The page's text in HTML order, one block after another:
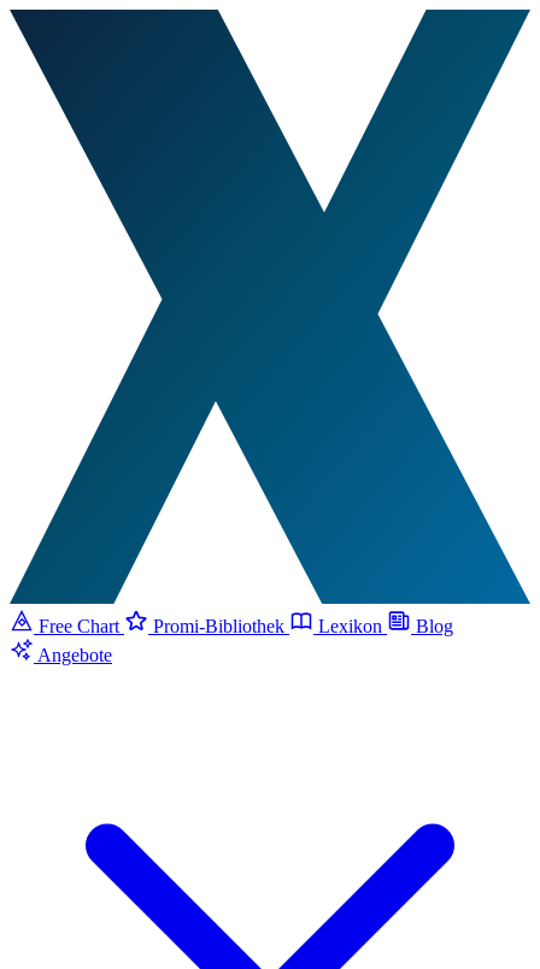
Free Chart Promi-Bibliothek Lexikon
Blog
Angebote